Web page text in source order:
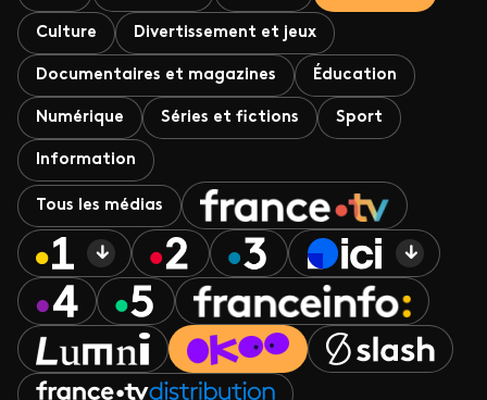
Culture Divertissement et jeux
Documentaires et magazines Éducation
Numérique Séries et fictions Sport
Information
Tous les médias